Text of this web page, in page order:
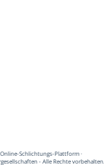
Online-Schlichtungs-Plattform·
- Alle Rechte vorbehalten.